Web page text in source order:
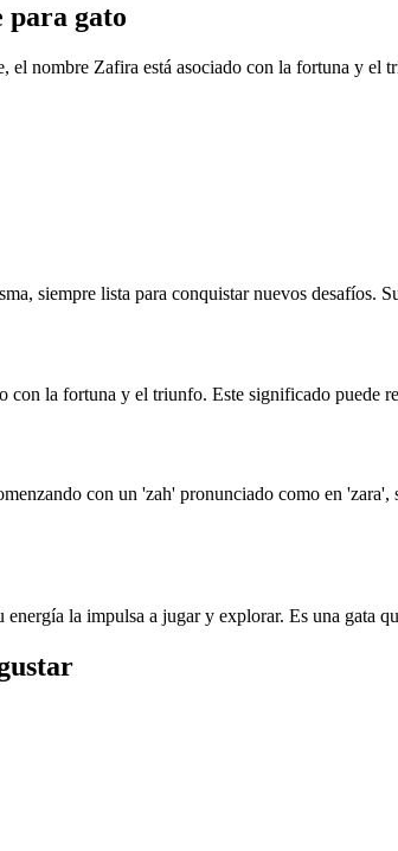
gato
el nombre Zafira está asociado con la fortuna y
siempre lista para conquistar nuevos
con la fortuna y el triunfo. Este significado
con un 'zah' pronunciado como en
la impulsa a jugar y explorar. Es una gata